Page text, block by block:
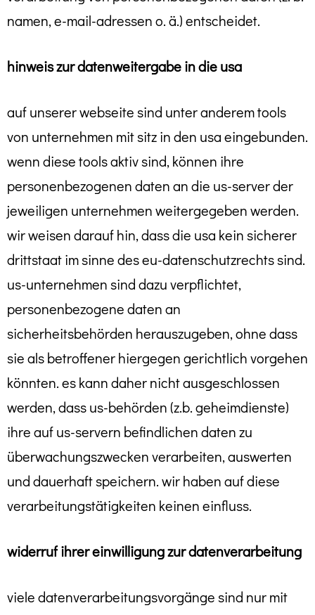
namen, e-mail-adressen o. ä.) entscheidet.
hinweis zur datenweitergabe in die usa
auf unserer webseite sind unter anderem tools
von unternehmen mit sitz in den usa eingebunden.
wenn diese tools aktiv sind, können ihre
personenbezogenen daten an die us-server der
jeweiligen unternehmen weitergegeben werden.
wir weisen darauf hin, dass die usa kein sicherer
drittstaat im sinne des eu-datenschutzrechts sind.
us-unternehmen sind dazu verpflichtet,
personenbezogene daten an
sicherheitsbehörden herauszugeben, ohne dass
sie als betroffener hiergegen gerichtlich vorgehen
könnten. es kann daher nicht ausgeschlossen
werden, dass us-behörden (z.b. geheimdienste)
ihre auf us-servern befindlichen daten zu
überwachungszwecken verarbeiten, auswerten
und dauerhaft speichern. wir haben auf diese
verarbeitungstätigkeiten keinen einfluss.
widerruf ihrer einwilligung zur datenverarbeitung
viele datenverarbeitungsvorgänge sind nur mit